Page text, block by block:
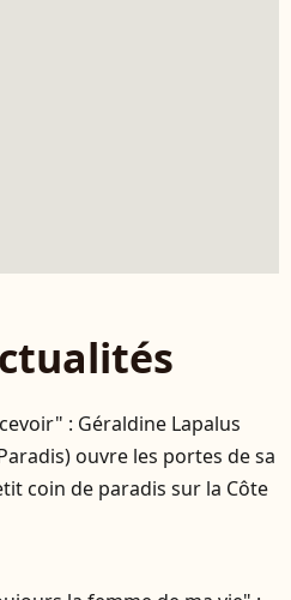
: Géraldine Lapalus
ouvre les portes de sa
coin de paradis sur la Côte